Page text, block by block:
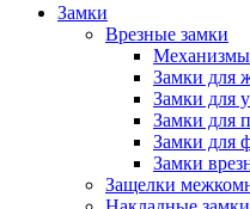
Замки
Врезные замки
Замки для
Замки для
Замки для
Замки для
Замки
Защелки